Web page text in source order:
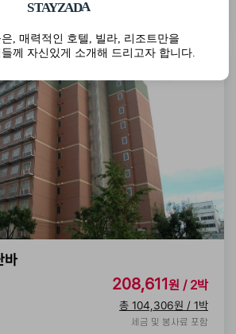
STAYZADA
, 매력적인 호텔, 빌라, 리조트만을
께 자신있게 소개해 드리고자 합니다.
바
208,611원 / 2박
총 104,306원 / 1박
세금 및 봉사료 포함